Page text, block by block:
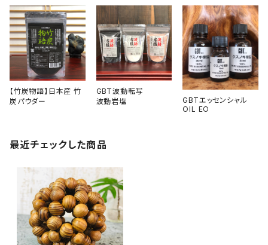
【竹炭物語】日本産 竹
炭パウダー
GBT波動転写
波動岩塩
GBTエッセンシャル
OIL EO
最近チェックした商品